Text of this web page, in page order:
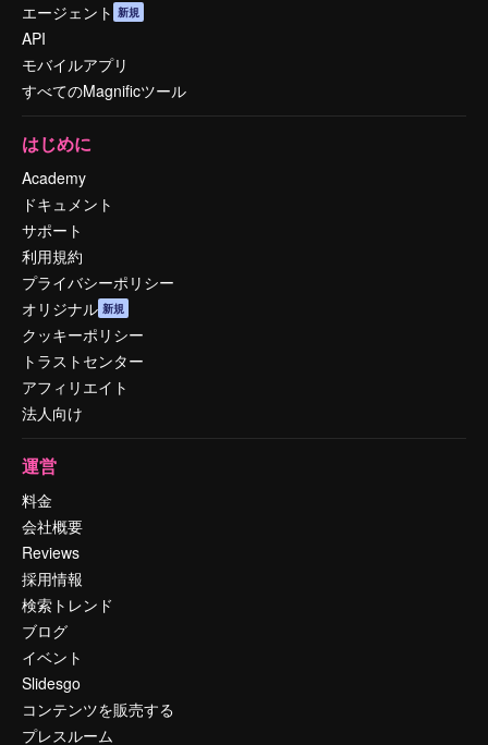
エージェント 新規
API
モバイルアプリ
すべてのMagnificツール
はじめに
Academy
ドキュメント
サポート
利用規約
プライバシーポリシー
オリジナル 新規
クッキーポリシー
トラストセンター
アフィリエイト
法人向け
運営
料金
会社概要
Reviews
採用情報
検索トレンド
ブログ
イベント
Slidesgo
コンテンツを販売する
プレスルーム